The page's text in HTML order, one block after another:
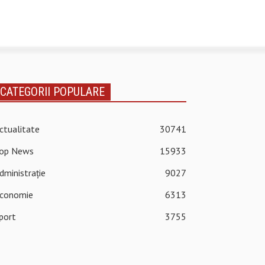
CATEGORII POPULARE
30741
News
15933
9027
6313
3755